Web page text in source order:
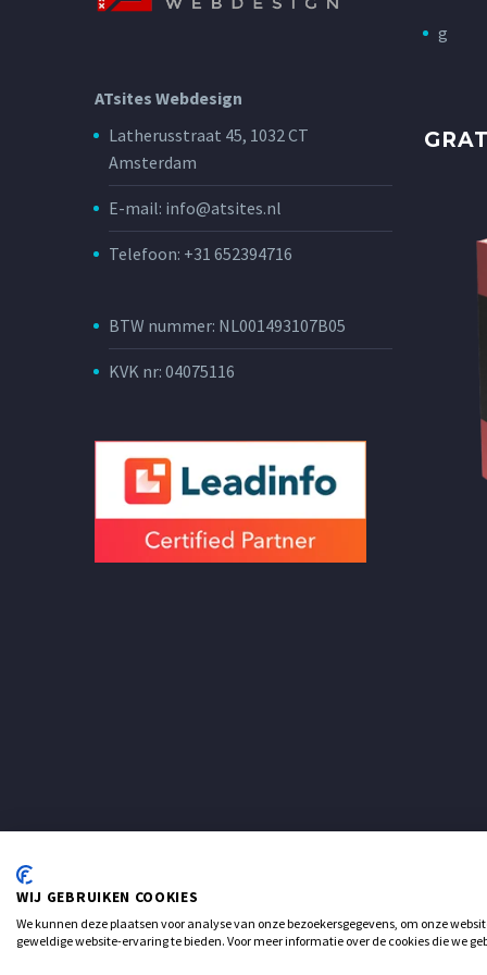
ATsites Webdesign
Latherusstraat 45, 1032 CT
Amsterdam
E-mail: info@atsites.nl
Telefoon: +31 652394716
BTW nummer: NL001493107B05
KVK nr: 04075116
g
© Realisatie: ATsites Webdesign
WIJ GEBRUIKEN COOKIES
We kunnen deze plaatsen voor analyse van onze bezoekersgegevens, om onze
geweldige website-ervaring te bieden. Voor meer informatie over de cookies die we